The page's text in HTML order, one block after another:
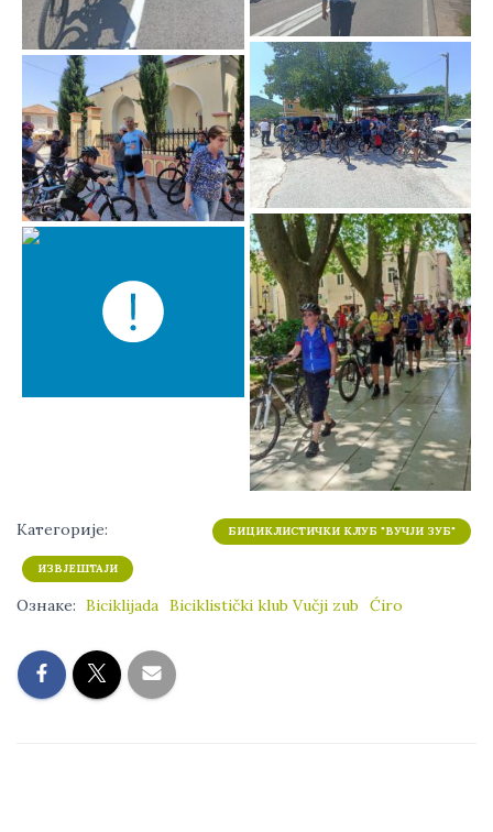
Категорије: БИЦИКЛИСТИЧКИ КЛУБ "ВУЧЈИ ЗУБ"
ИЗВЈЕШТАЈИ
Ознаке: Biciklijada Biciklistički klub Vučji zub Ćiro